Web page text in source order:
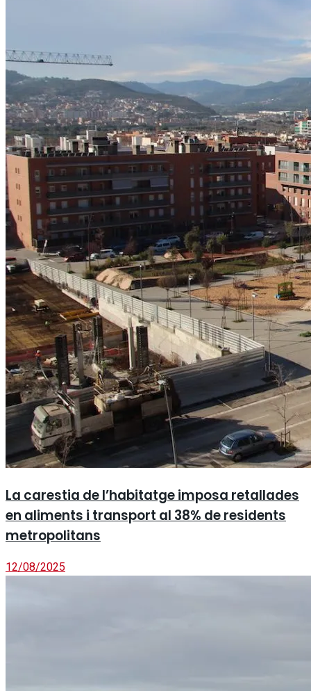
La carestia de l’habitatge imposa retallades
en aliments i transport al 38% de residents
metropolitans
12/08/2025